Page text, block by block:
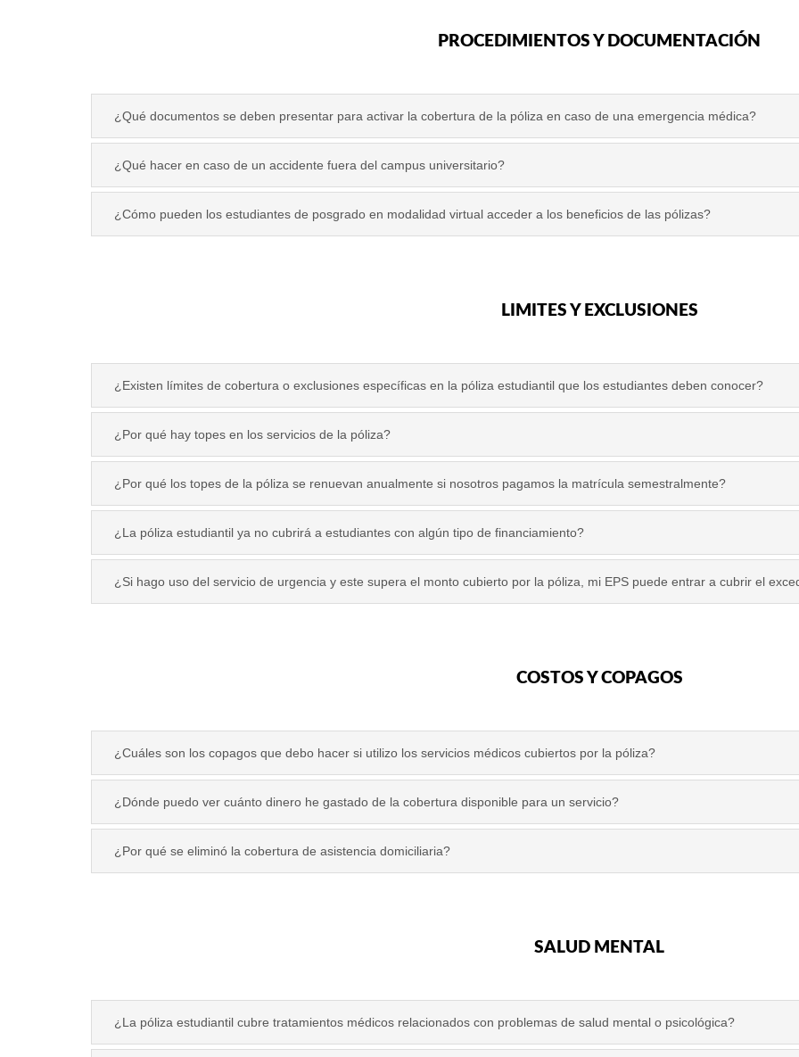
PROCEDIMIENTOS Y DOCUMENTACIÓN
¿Qué documentos se deben presentar para activar la cobertura de la póliza en caso de una emergencia médica?
¿Qué hacer en caso de un accidente fuera del campus universitario?
¿Cómo pueden los estudiantes de posgrado en modalidad virtual acceder a los beneficios de las pólizas?
LIMITES Y EXCLUSIONES
¿Existen límites de cobertura o exclusiones específicas en la póliza estudiantil que los estudiantes deben conocer?
¿Por qué hay topes en los servicios de la póliza?
¿Por qué los topes de la póliza se renuevan anualmente si nosotros pagamos la matrícula semestralmente?
¿La póliza estudiantil ya no cubrirá a estudiantes con algún tipo de financiamiento?
¿Si hago uso del servicio de urgencia y este supera el monto cubierto por la póliza, mi EPS puede entrar a cubrir el
COSTOS Y COPAGOS
¿Cuáles son los copagos que debo hacer si utilizo los servicios médicos cubiertos por la póliza?
¿Dónde puedo ver cuánto dinero he gastado de la cobertura disponible para un servicio?
¿Por qué se eliminó la cobertura de asistencia domiciliaria?
SALUD MENTAL
¿La póliza estudiantil cubre tratamientos médicos relacionados con problemas de salud mental o psicológica?